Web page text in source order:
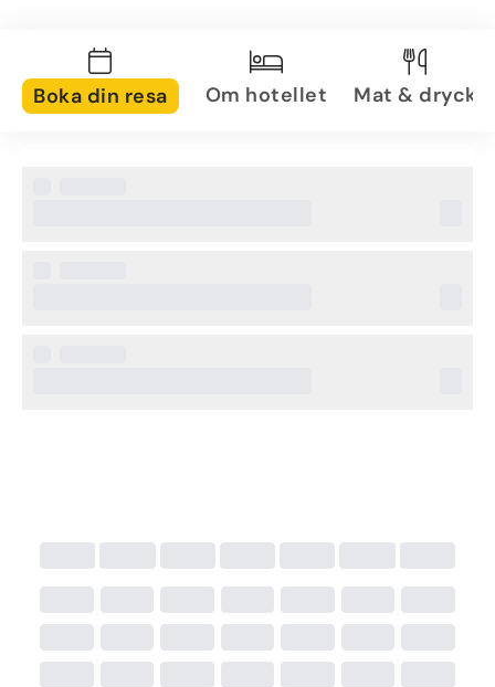
Boka din resa Om hotellet Mat & dryck